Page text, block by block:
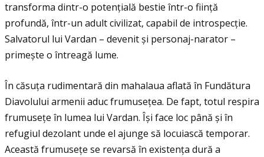
transforma dintr-o potenţială bestie într-o fiinţă
profundă, într-un adult civilizat, capabil de introspecţie.
Salvatorul lui Vardan – devenit și personaj-narator –
primește o întreagă lume.
În căsuţa rudimentară din mahalaua aflată în Fundătura
Diavolului armenii aduc frumuseţea. De fapt, totul respira
frumuseţe în lumea lui Vardan. Își face loc până și în
refugiul dezolant unde el ajunge să locuiască temporar.
Această frumuseţe se revarsă în existenţa dură a